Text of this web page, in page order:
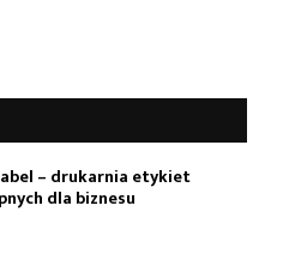
– drukarnia etykiet
dla biznesu